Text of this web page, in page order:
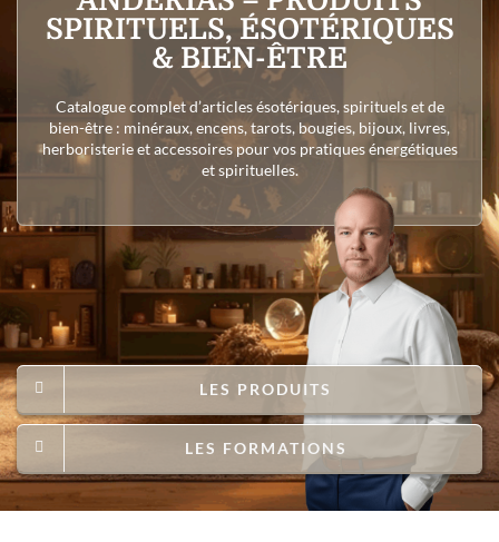
SPIRITUELS, ÉSOTÉRIQUES
& BIEN-ÊTRE
Catalogue complet d’articles ésotériques, spirituels et de
bien-être : minéraux, encens, tarots, bougies, bijoux, livres,
herboristerie et accessoires pour vos pratiques énergétiques
et spirituelles.
LES PRODUITS
LES FORMATIONS